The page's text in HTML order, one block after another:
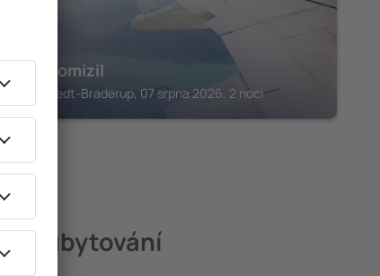
Sylter Domizil
Wenningstedt-Braderup, 07 srpna 2026, 2 noci
ubytování